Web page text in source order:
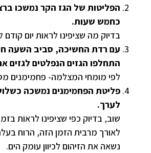
הפליטות של הגז הקר נמשכו
כחמש שעות.
בדיוק מה שציפינו לראות יום קודם
עם רדת החשיכה, סביב השעה
התחלפו הגזים הנפלטים לגזים
לפי מומחי המצלמה- פחמימנים
פליטת הפחמימנים נמשכה
לערך.
שוב, בדיוק כפי שציפינו לראות
לאורך מרבית הזמן הזה, הרוח
נשאה את הזיהום לכיוון עומק הים.